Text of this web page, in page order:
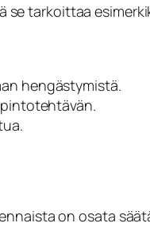
tarkoittaa
hengästymistä.
on osata